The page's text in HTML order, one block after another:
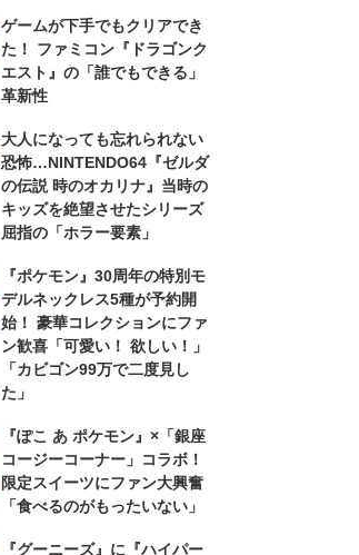
ゲームが下手でもクリアでき
た！ ファミコン『ドラゴンク
エスト』の「誰でもできる」
革新性
大人になっても忘れられない
恐怖…NINTENDO64『ゼルダ
の伝説 時のオカリナ』当時の
キッズを絶望させたシリーズ
屈指の「ホラー要素」
『ポケモン』30周年の特別モ
デルネックレス5種が予約開
始！ 豪華コレクションにファ
ン歓喜「可愛い！ 欲しい！」
「カビゴン99万で二度見し
た」
『ぽこ あ ポケモン』×「銀座
コージーコーナー」コラボ！
限定スイーツにファン大興奮
「食べるのがもったいない」
『グーニーズ』に『ハイパー